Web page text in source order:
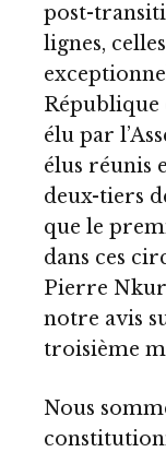
post-
lignes,
élu par
élus réunis
deux-tiers
que le
dans ces
Pierre
notre avis
troisième
Nous